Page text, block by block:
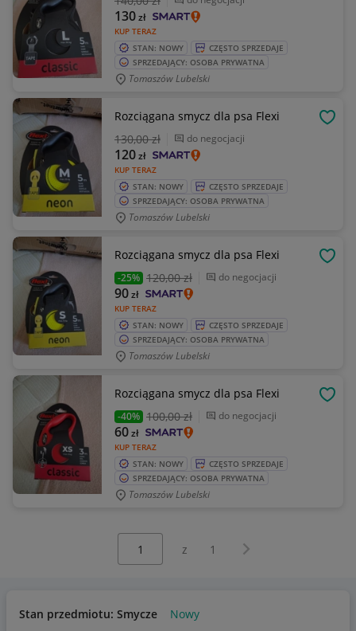
KUP TERAZ
130zł
STAN: NOWY
CZĘSTO SPRZEDAJE
SPRZEDAJĄCY: OSOBA PRYWATNA
Tomaszów Lubelski
Rozciągana smycz dla psa Flexi
130,00 zł do negocjacji
KUP TERAZ
120zł
STAN: NOWY
CZĘSTO SPRZEDAJE
SPRZEDAJĄCY: OSOBA PRYWATNA
Tomaszów Lubelski
Rozciągana smycz dla psa Flexi
-25% 120,00 zł do negocjacji
KUP TERAZ
90zł
STAN: NOWY
CZĘSTO SPRZEDAJE
SPRZEDAJĄCY: OSOBA PRYWATNA
Tomaszów Lubelski
Rozciągana smycz dla psa Flexi
-40% 100,00 zł do negocjacji
KUP TERAZ
60zł
STAN: NOWY
CZĘSTO SPRZEDAJE
SPRZEDAJĄCY: OSOBA PRYWATNA
Tomaszów Lubelski
z 1 Następna strona
Stan przedmiotu: Smycze Nowy